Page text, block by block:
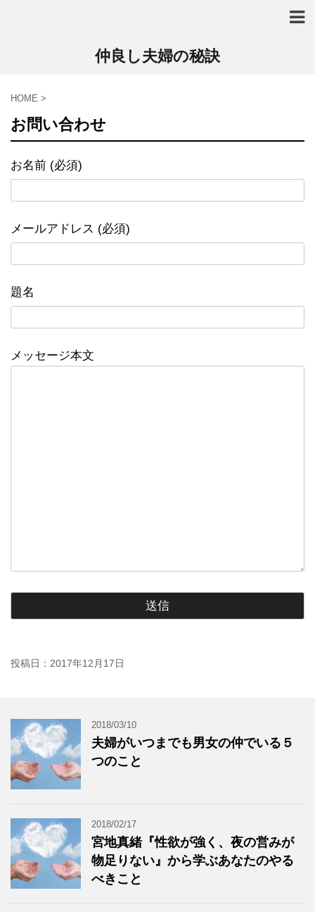
仲良し夫婦の秘訣
HOME >
お問い合わせ
お名前 (必須)
メールアドレス (必須)
題名
メッセージ本文
投稿日： 2017年12月17日
2018/03/10
夫婦がいつまでも男女の仲でいる５
つのこと
2018/02/17
宮地真緒『性欲が強く、夜の営みが
物足りない』から学ぶあなたのやる
べきこと